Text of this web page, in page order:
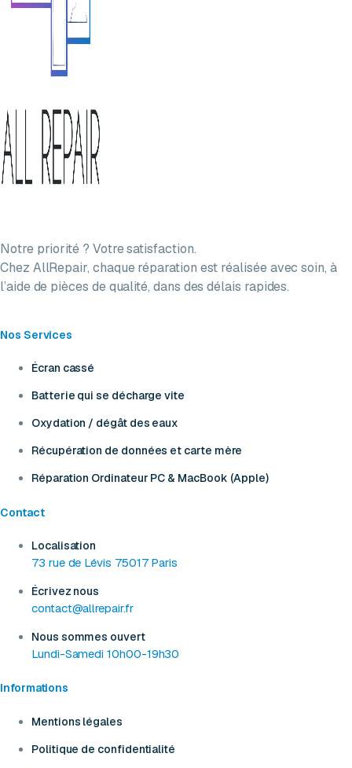
Notre priorité ? Votre satisfaction.
Chez AllRepair, chaque réparation est réalisée avec soin, à
l’aide de pièces de qualité, dans des délais rapides.
Nos Services
Écran cassé
Batterie qui se décharge vite
Oxydation / dégât des eaux
Récupération de données et carte mère
Réparation Ordinateur PC & MacBook (Apple)
Contact
Localisation
73 rue de Lévis 75017 Paris
Écrivez nous
contact@allrepair.fr
Nous sommes ouvert
Lundi-Samedi 10h00-19h30
Informations
Mentions légales
Politique de confidentialité